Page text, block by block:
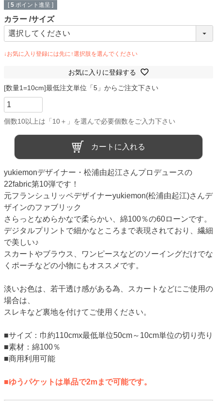
[ 5 ポイント進呈 ]
カラー サイズ
お気に入りに登録する
カートに入れる
yukiemonデザイナー・松浦由起江さんプロデュースの
22fabric第10弾です！
元フランシュリッペデザイナーyukiemon(松浦由起江)さんデ
ザインのファブリック
さらっとなめらかなで柔らかい、綿100％の60ローンです。
デジタルプリントで細かなところまで表現されており、繊細
で美しい♪
スカートやブラウス、ワンピースなどのソーイングだけでな
くポーチなどの小物にもオススメです。
淡いお色は、若干透け感がある為、スカートなどにご使用の
場合は、
スレキなど裏地を付けてご使用ください。
■サイズ：巾約110cmx最低単位50cm～10cm単位の切り売り
■素材：綿100％
■商用利用可能
■ゆうパケットは単品で2mまで可能です。